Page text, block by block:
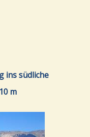
ins südliche
m